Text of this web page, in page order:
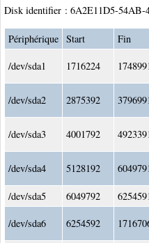
Disk identifier : 6A2E11D5-54AB-
Périphérique Start Fin
/dev/sda1 1716224
/dev/sda2 2875392
/dev/sda3 4001792
/dev/sda4 5128192
/dev/sda5
6049792
/dev/sda6 6254592